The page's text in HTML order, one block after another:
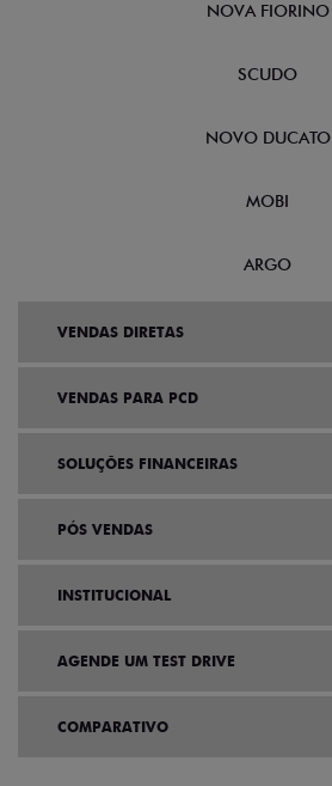
NOVA FIORINO
SCUDO
NOVO DUCATO
MOBI
ARGO
VENDAS DIRETAS
VENDAS PARA PCD
SOLUÇÕES FINANCEIRAS
PÓS VENDAS
INSTITUCIONAL
AGENDE UM TEST DRIVE
COMPARATIVO